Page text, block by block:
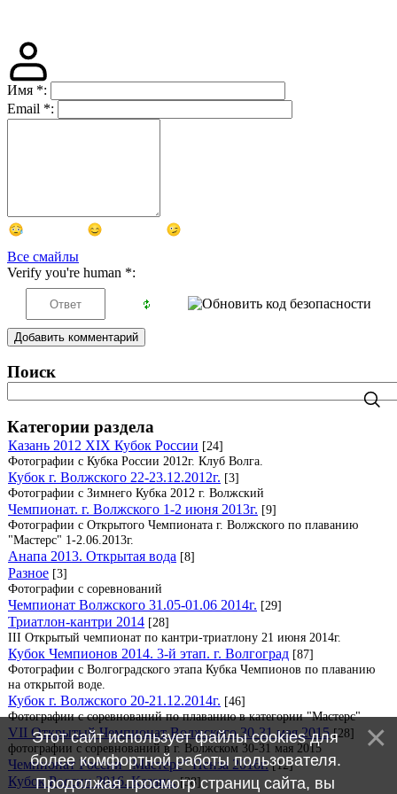
Имя *:
Email *:
Все смайлы
Verify you're human *:
Добавить комментарий
Поиск
Категории раздела
Казань 2012 XIX Кубок России [24]
Фотографии с Кубка России 2012г. Клуб Волга.
Кубок г. Волжского 22-23.12.2012г. [3]
Фотографии с Зимнего Кубка 2012 г. Волжский
Чемпионат. г. Волжского 1-2 июня 2013г. [9]
Фотографии с Открытого Чемпионата г. Волжского по плаванию
"Мастерс" 1-2.06.2013г.
Анапа 2013. Открытая вода [8]
Разное [3]
Фотографии с соревнований
Чемпионат Волжского 31.05-01.06 2014г. [29]
Триатлон-кантри 2014 [28]
III Открытый чемпионат по кантри-триатлону 21 июня 2014г.
Кубок Чемпионов 2014. 3-й этап. г. Волгоград [87]
Фотографии с Волгоградского этапа Кубка Чемпионов по плаванию
на открытой воде.
Кубок г. Волжского 20-21.12.2014г. [46]
Фотографии с соревнований по плаванию в категории "Мастерс"
VII Открытый Чемпионат Волжского 30-31 мая 2015 [28]
фотографии с соревнований в г. Волжском 30-31 мая 2015
Чемпионат России "Мастерс" Пенза 2016г. [12]
Кубок России 2016. Казань. [38]
Этот сайт использует файлы cookies для
более комфортной работы пользователя.
Продолжая просмотр страниц сайта, вы